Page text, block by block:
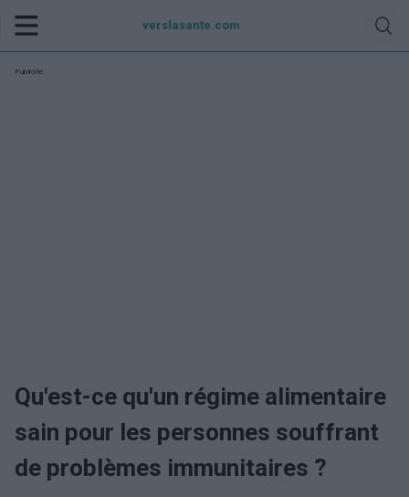
verslasante.com
Publicité:
Qu'est-ce qu'un régime alimentaire
sain pour les personnes souffrant
de problèmes immunitaires ?